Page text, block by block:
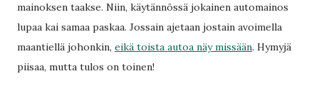
mainoksen taakse. Niin, käytännössä jokainen automainos
lupaa kai samaa paskaa. Jossain ajetaan jostain avoimella
maantiellä johonkin, eikä toista autoa näy missään. Hymyjä
piisaa, mutta tulos on toinen!